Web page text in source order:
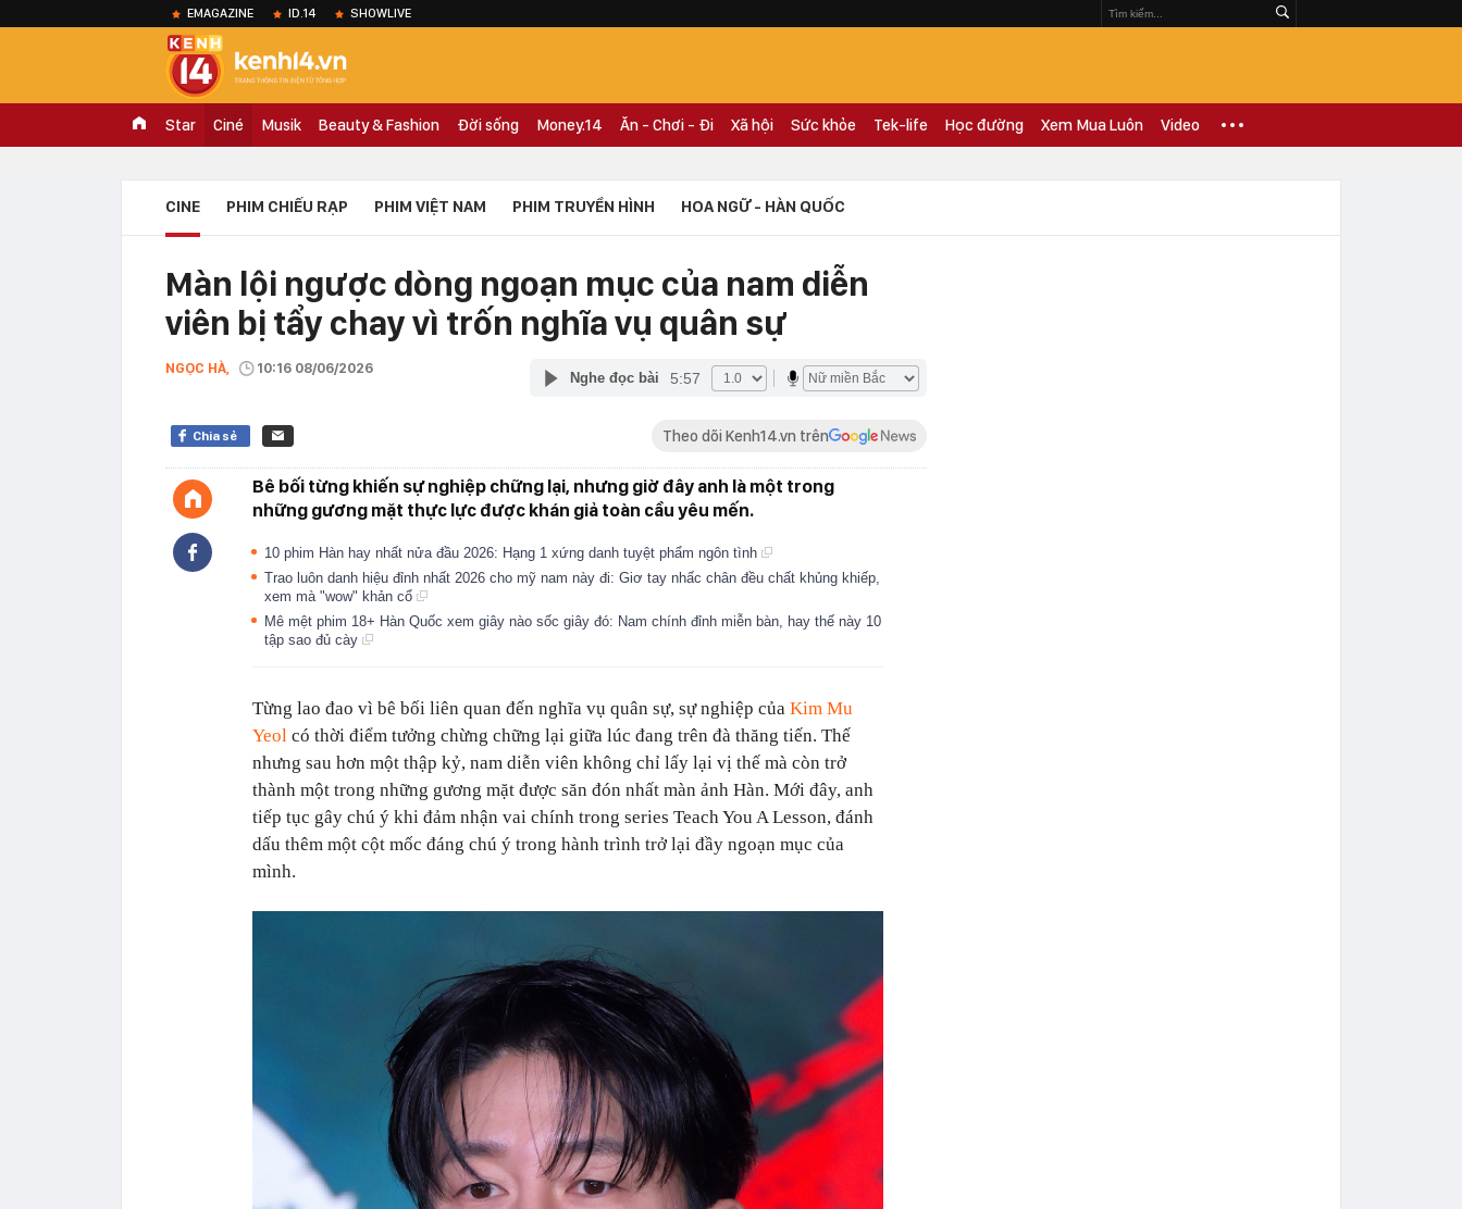
EMAGAZINE ID.14 SHOWLIVE
Star Ciné Musik Beauty & Fashion Đời sống Money.14 Ăn - Chơi - Đi Xã hội Sức khỏe Tek-life Học đường Xem Mua Luôn Video
CINE PHIM CHIẾU RẠP PHIM VIỆT NAM PHIM TRUYỀN HÌNH HOA NGỮ - HÀN QUỐC
Màn lội ngược dòng ngoạn mục của nam diễn
viên bị tẩy chay vì trốn nghĩa vụ quân sự
NGỌC HÀ, 10:16 08/06/2026
Nghe đọc bài 5:57
Chia sẻ Theo dõi Kenh14.vn trên
Bê bối từng khiến sự nghiệp chững lại, nhưng giờ đây anh là một trong
những gương mặt thực lực được khán giả toàn cầu yêu mến.
10 phim Hàn hay nhất nửa đầu 2026: Hạng 1 xứng danh tuyệt phẩm ngôn tình
Trao luôn danh hiệu đỉnh nhất 2026 cho mỹ nam này đi: Giơ tay nhấc chân đều chất khủng khiếp,
xem mà "wow" khản cổ
Mê mệt phim 18+ Hàn Quốc xem giây nào sốc giây đó: Nam chính đỉnh miễn bàn, hay thế này 10
tập sao đủ cày
Từng lao đao vì bê bối liên quan đến nghĩa vụ quân sự, sự nghiệp của Kim Mu
Yeol có thời điểm tưởng chừng chững lại giữa lúc đang trên đà thăng tiến. Thế
nhưng sau hơn một thập kỷ, nam diễn viên không chỉ lấy lại vị thế mà còn trở
thành một trong những gương mặt được săn đón nhất màn ảnh Hàn. Mới đây, anh
tiếp tục gây chú ý khi đảm nhận vai chính trong series Teach You A Lesson, đánh
dấu thêm một cột mốc đáng chú ý trong hành trình trở lại đầy ngoạn mục của
mình.